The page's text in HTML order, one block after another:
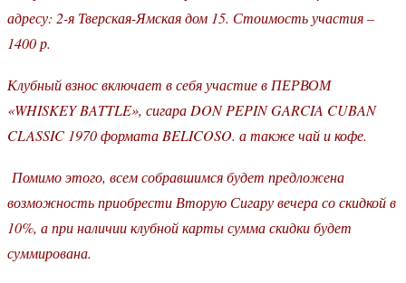
адресу: 2-я Тверская-Ямская дом 15. Стоимость участия –
1400 р.
Клубный взнос включает в себя участие в ПЕРВОМ
«WHISKEY BATTLE», сигара DON PEPIN GARCIA CUBAN
CLASSIC 1970 формата BELICOSO. а также чай и кофе.
Помимо этого, всем собравшимся будет предложена
возможность приобрести Вторую Сигару вечера со скидкой в
10%, а при наличии клубной карты сумма скидки будет
суммирована.